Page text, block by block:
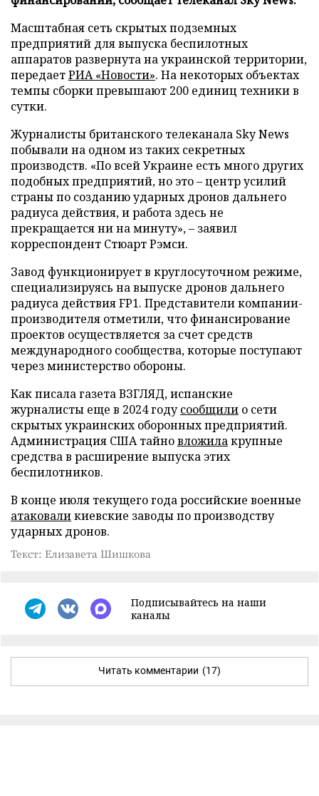
Масштабная сеть скрытых подземных
предприятий для выпуска беспилотных
аппаратов развернута на украинской территории,
передаетРИА «Новости». На некоторых объектах
темпы сборки превышают 200 единиц техники в
сутки.
Журналисты британского телеканала Sky News
побывали на одном из таких секретных
производств. «По всей Украине есть много других
подобных предприятий, но это – центр усилий
страны по созданию ударных дронов дальнего
радиуса действия, и работа здесь не
прекращается ни на минуту», – заявил
корреспондент Стюарт Рэмси.
Завод функционирует в круглосуточном режиме,
специализируясь на выпуске дронов дальнего
радиуса действия FP1. Представители компании-
производителя отметили, что финансирование
проектов осуществляется за счет средств
международного сообщества, которые поступают
через министерство обороны.
Как писала газета ВЗГЛЯД, испанские
журналисты еще в 2024 годусообщили о сети
скрытых украинских оборонных предприятий.
Администрация США тайновложилакрупные
средства в расширение выпуска этих
беспилотников.
В конце июля текущего года российские военные
атаковаликиевские заводы по производству
ударных дронов.
Текст: Елизавета Шишкова
Подписывайтесь на наши
каналы
Читать комментарии (17)